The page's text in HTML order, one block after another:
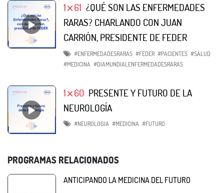
1⨯61 ¿QUÉ SON LAS ENFERMEDADES
RARAS? CHARLANDO CON JUAN
CARRIÓN, PRESIDENTE DE FEDER
#ENFERMEDADESRARAS #FEDER #PACIENTES #SALUD
#MEDICINA #DIAMUNDIALENFERMEDADESRARAS
1⨯60 PRESENTE Y FUTURO DE LA
NEUROLOGÍA
#NEUROLOGIA #MEDICINA #FUTURO
PROGRAMAS RELACIONADOS
ANTICIPANDO LA MEDICINA DEL FUTURO